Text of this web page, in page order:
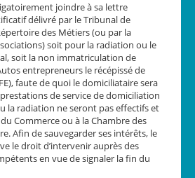
joindre à sa lettre
délivré par le Tribunal de
des Métiers (ou par la
soit pour la radiation ou le
soit la non immatriculation de
entrepreneurs le récépissé de
faute de quoi le domiciliataire sera
de service de domiciliation
la radiation ne seront pas effectifs et
Commerce ou à la Chambre des
Afin de sauvegarder ses intérêts, le
le droit d’intervenir auprès des
en vue de signaler la fin du